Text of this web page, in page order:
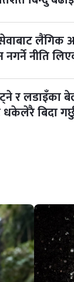
लैंगिक
नगर्ने नीति
र लडाइँका
धकेलेरै बिदा